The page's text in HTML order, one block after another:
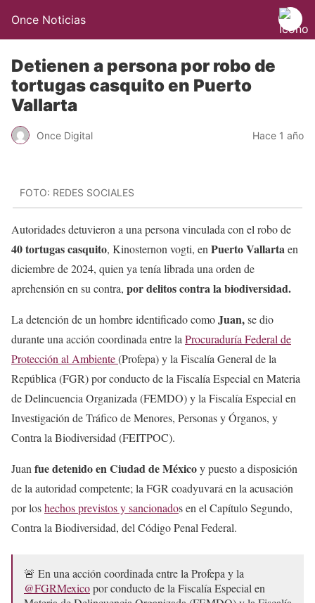
Once Noticias
Detienen a persona por robo de
tortugas casquito en Puerto
Vallarta
Once Digital Hace 1 año
FOTO: REDES SOCIALES
Autoridades detuvieron a una persona vinculada con el robo de
40 tortugas casquito, Kinosternon vogti, en Puerto Vallartaen
diciembre de 2024, quien ya tenía librada una orden de
aprehensión en su contra, por delitos contra la biodiversidad.
La detención de un hombre identificado comoJuan,se dio
durante una acción coordinada entre la Procuraduría Federal de
Protección al Ambiente(Profepa) y la Fiscalía General de la
República (FGR) por conducto de la Fiscalía Especial en Materia
de Delincuencia Organizada (FEMDO) y la Fiscalía Especial en
Investigación de Tráfico de Menores, Personas y Órganos, y
Contra la Biodiversidad (FEITPOC).
Juan fue detenido en Ciudad de Méxicoy puesto a disposición
de la autoridad competente; la FGR coadyuvará en la acusación
por loshechos previstos y sancionados en el Capítulo Segundo,
Contra la Biodiversidad, del Código Penal Federal.
🚨 En una acción coordinada entre la Profepa y la
@FGRMexicopor conducto de la Fiscalía Especial en